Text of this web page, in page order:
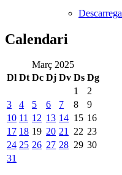
Calendari
Març 2025
Dl Dt Dc Dj Dv Ds Dg
1
2
3
4 5 6 7 8
9
10 11 12 13 14 15 16
17 18 19 20 21 22 23
24 25 26 27 28 29 30
31